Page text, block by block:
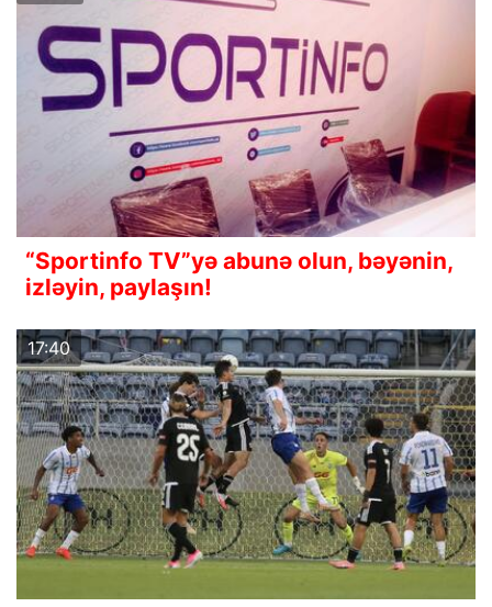
“Sportinfo TV”yə abunə olun, bəyənin,
izləyin, paylaşın!
17:40